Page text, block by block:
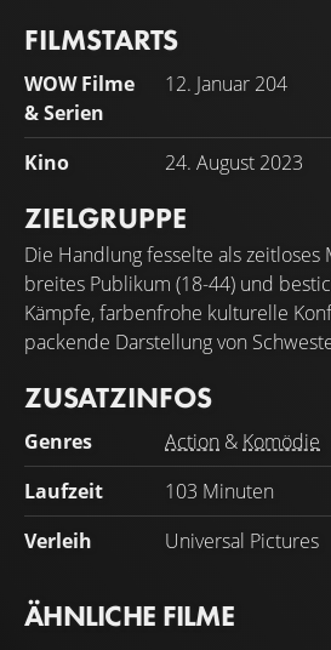
FILMSTARTS
WOW Filme
& Serien
12. Januar 204
Kino 24. August 2023
ZIELGRUPPE
Die Handlung fesselte als zeitloses
breites Publikum (18-44) und
Kämpfe, farbenfrohe kulturelle
packende Darstellung von
ZUSATZINFOS
Genres Action & Komödie
Laufzeit
103 Minuten
Verleih
Universal Pictures
ÄHNLICHE FILME